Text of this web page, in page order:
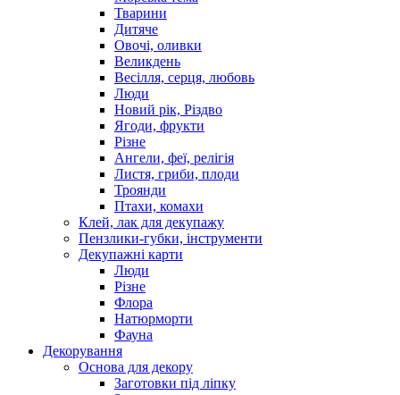
Тварини
Дитяче
Овочі, оливки
Великдень
Весілля, серця, любовь
Люди
Новий рік, Різдво
Ягоди, фрукти
Різне
Ангели, феї, релігія
Листя, гриби, плоди
Троянди
Птахи, комахи
Клей, лак для декупажу
Пензлики-губки, інструменти
Декупажні карти
Люди
Різне
Флора
Натюрморти
Фауна
Декорування
Основа для декору
Заготовки під ліпку